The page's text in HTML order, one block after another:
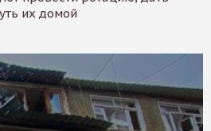
их домой